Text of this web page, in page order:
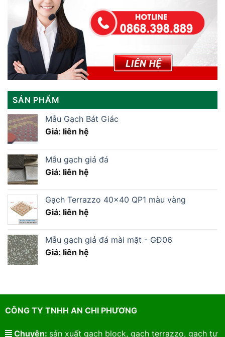
SẢN PHẨM
Mẫu Gạch Bát Giác
Giá: liên hệ
Mẫu gạch giả đá
Giá: liên hệ
Gạch Terrazzo 40×40 QP1 màu vàng
Giá: liên hệ
Mẫu gạch giả đá mài mặt - GĐ06
Giá: liên hệ
CÔNG TY TNHH AN CHI PHƯƠNG
Chuyên: sản xuất gạch block, gạch terrazzo, gạch tự